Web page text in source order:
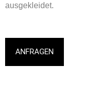
ausgekleidet.
ANFRAGEN